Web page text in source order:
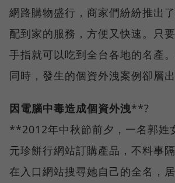
網路購物盛行，商家們紛紛推出
配到家的服務，方便又快速。只
手指就可以吃到全台各地的名產
同時，發生的個資外洩案例卻層出
因電腦中毒造成個資外洩**?
**2012年中秋節前夕，一名郭姓
元珍餅行網站訂購產品，不料事
在入口網站搜尋她自己的全名，